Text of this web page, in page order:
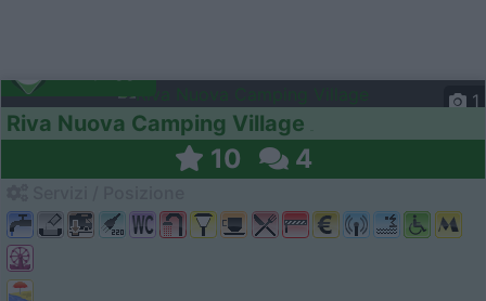
1
Riva Nuova Camping Village
10 4